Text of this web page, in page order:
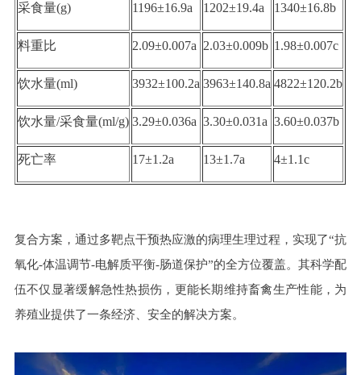
采食量(g) 1196±16.9a 1202±19.4a 1340±16.8b
料重比 2.09±0.007a 2.03±0.009b 1.98±0.007c
饮水量(ml) 3932±100.2a 3963±140.8a 4822±120.2b
饮水量/采食量(ml/g) 3.29±0.036a 3.30±0.031a 3.60±0.037b
死亡率 17±1.2a 13±1.7a 4±1.1c
复合方案，通过多靶点干预热应激的病理生理过程，实现了“抗
氧化-体温调节-电解质平衡-肠道保护”的全方位覆盖。其科学配
伍不仅显著缓解急性热损伤，更能长期维持畜禽生产性能，为
养殖业提供了一条经济、安全的解决方案。